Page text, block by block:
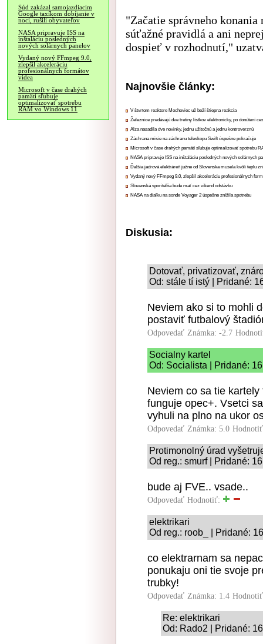
Súd zakázal samojazdiacim
Google taxíkom dobíjanie v
noci, rušili obyvateľov
NASA pripravuje ISS na
inštaláciu posledných
nových solárnych panelov
Vydaný nový FFmpeg 9.0,
zlepšil akceleráciu
profesionálnych formátov
videa
Microsoft v čase drahých
pamätí sľubuje
optimalizovať spotrebu
RAM vo Windows 11
"Začatie správneho
súťažné pravidlá a ani
dospieť v rozhodnutí,"
Najnovšie články:
V štvrtom reaktore Mochoviec už beží štiepna reakcia
Železnice predávajú dve tretiny lístkov elektronicky, po donútení
Alza nasadila dve novinky, jednu užitočnú a jednu kontroverznú
Záchrana misie na záchranu teleskopu Swift úspešne pokračuje
Microsoft v čase drahých pamätí sľubuje optimalizovať spotrebu
NASA pripravuje ISS na inštaláciu posledných nových solárnych
Ďalšia jadrová elektráreň južne od Slovenska musela kvôli teplu
Vydaný nový FFmpeg 9.0, zlepšil akceleráciu profesionálnych
Slovenská sporiteľňa bude mať cez víkend odstávku
NASA na diaľku na sonde Voyager 2 úspešne znížila spotrebu
Diskusia:
Dotovať, privatizovať,
Od: stále tí istý | Pridané:
Neviem ako si to mohli
postaviť futbalový
Odpovedať Známka: -2.7
Socialny kartel
Od: Socialista | Pridané:
Neviem co sa tie
funguje opec+. Vsetci
vyhuli na plno na ukor
Odpovedať Známka: 5.0
Protimonolný úrad
Od reg.: smurf | Pridané:
bude aj FVE.. vsade..
Odpovedať Hodnotiť:
elektrikari
Od reg.: roob_ | Pridané:
co elektrarnam sa
ponukaju oni tie svoje
trubky!
Odpovedať Známka: 1.4
Re: elektrikari
Od: Rado2 | Pridané: